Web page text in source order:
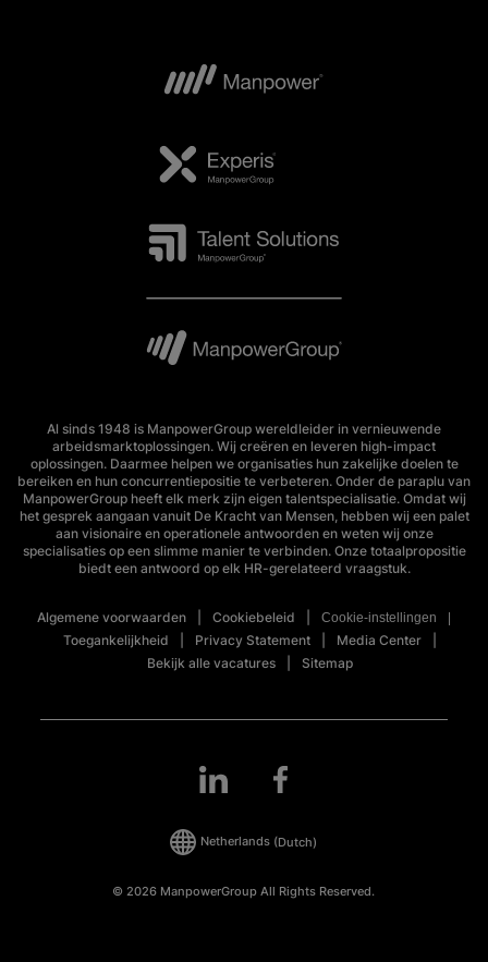
Al sinds 1948 is ManpowerGroup wereldleider in vernieuwende
arbeidsmarktoplossingen. Wij creëren en leveren high-impact
oplossingen. Daarmee helpen we organisaties hun zakelijke doelen te
bereiken en hun concurrentiepositie te verbeteren. Onder de paraplu van
ManpowerGroup heeft elk merk zijn eigen talentspecialisatie. Omdat wij
het gesprek aangaan vanuit De Kracht van Mensen, hebben wij een palet
aan visionaire en operationele antwoorden en weten wij onze
specialisaties op een slimme manier te verbinden. Onze totaalpropositie
biedt een antwoord op elk HR-gerelateerd vraagstuk.
Algemene voorwaarden Cookiebeleid Cookie-instellingen
Toegankelijkheid Privacy Statement
Media Center
Bekijk alle vacatures
Sitemap
© 2026 ManpowerGroup All Rights Reserved.
Netherlands (Dutch)